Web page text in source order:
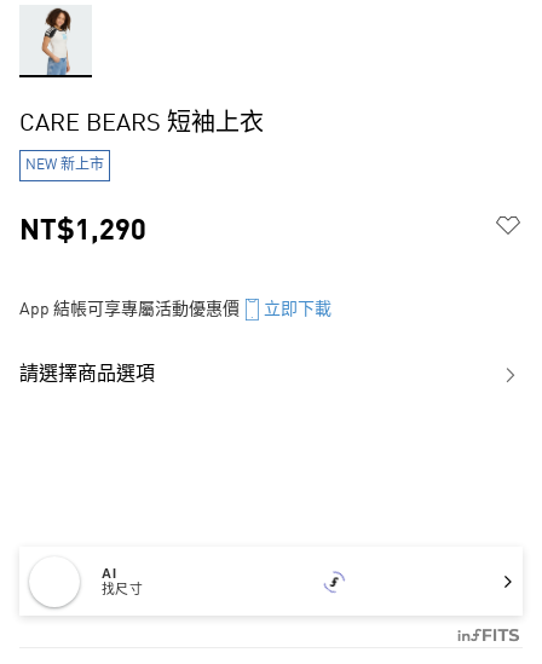
CARE BEARS 短袖上衣
NEW 新上市
NT$1,290
App 結帳可享專屬活動優惠價 立即下載
請選擇商品選項
AI
找尺寸